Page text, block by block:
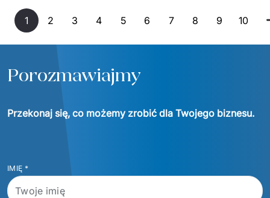
1 2 3 4 5 6 7 8 9 10
Porozmawiajmy
Przekonaj się, co możemy zrobić dla Twojego biznesu.
IMIĘ *